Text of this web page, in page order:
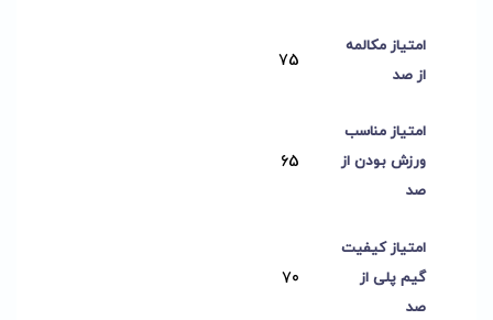
امتیاز مکالمه
از صد
75
امتیاز مناسب
ورزش بودن از
صد
65
امتیاز کیفیت
گیم پلی از
صد
70